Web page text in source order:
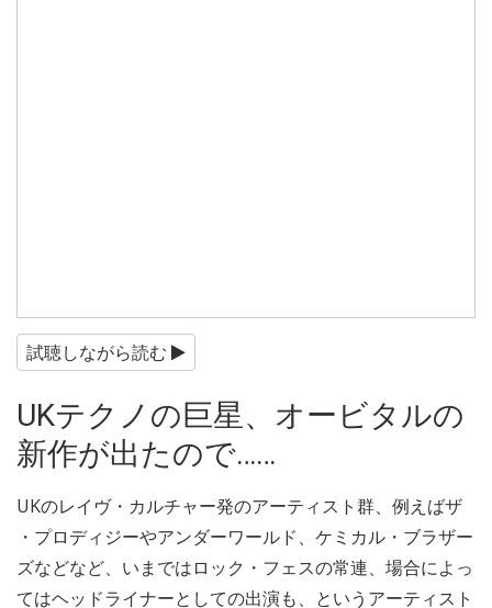
試聴しながら読む
UKテクノの巨星、オービタルの
新作が出たので……
UKのレイヴ・カルチャー発のアーティスト群、例えばザ
・プロディジーやアンダーワールド、ケミカル・ブラザー
ズなどなど、いまではロック・フェスの常連、場合によっ
てはヘッドライナーとしての出演も、というアーティスト